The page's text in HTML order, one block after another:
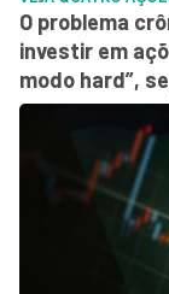
O problema
investir em
modo hard”,